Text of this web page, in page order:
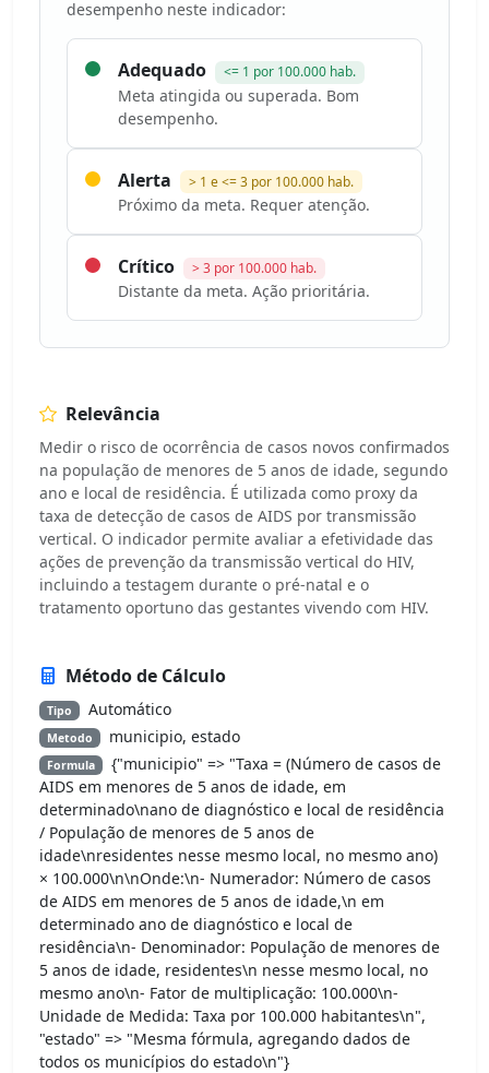
desempenho neste indicador:
Adequado <= 1 por 100.000 hab.
Meta atingida ou superada. Bom
desempenho.
Alerta > 1 e <= 3 por 100.000 hab.
Próximo da meta. Requer atenção.
Crítico > 3 por 100.000 hab.
Distante da meta. Ação prioritária.
Relevância
Medir o risco de ocorrência de casos novos confirmados
na população de menores de 5 anos de idade, segundo
ano e local de residência. É utilizada como proxy da
taxa de detecção de casos de AIDS por transmissão
vertical. O indicador permite avaliar a efetividade das
ações de prevenção da transmissão vertical do HIV,
incluindo a testagem durante o pré-natal e o
tratamento oportuno das gestantes vivendo com HIV.
Método de Cálculo
Tipo Automático
Metodo municipio, estado
Formula
{"municipio" => "Taxa = (Número de casos de
AIDS em menores de 5 anos de idade, em
determinado\nano de diagnóstico e local de residência
/ População de menores de 5 anos de
idade\nresidentes nesse mesmo local, no mesmo ano)
× 100.000\n\nOnde:\n- Numerador: Número de casos
de AIDS em menores de 5 anos de idade,\n em
determinado ano de diagnóstico e local de
residência\n- Denominador: População de menores de
5 anos de idade, residentes\n nesse mesmo local, no
mesmo ano\n- Fator de multiplicação: 100.000\n-
Unidade de Medida: Taxa por 100.000 habitantes\n",
"estado" => "Mesma fórmula, agregando dados de
todos os municípios do estado\n"}